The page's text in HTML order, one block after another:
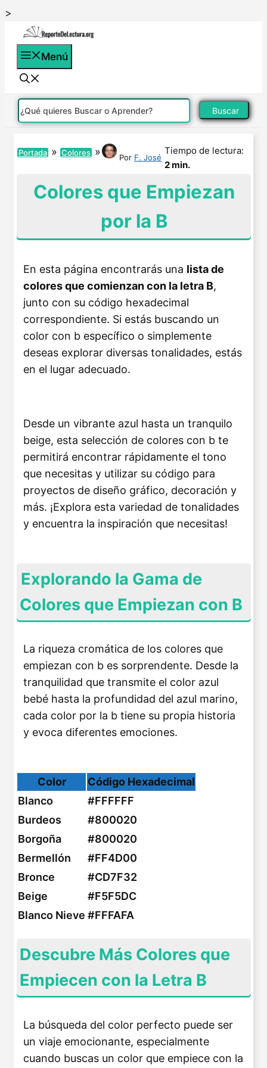
>
contenido
Menú
Buscar
Portada » Colores » Por F. José
Tiempo de lectura:
2 min.
Colores que Empiezan
por la B
En esta página encontrarás una lista de
colores que comienzan con la letra B,
junto con su código hexadecimal
correspondiente. Si estás buscando un
color con b específico o simplemente
deseas explorar diversas tonalidades, estás
en el lugar adecuado.
Desde un vibrante azul hasta un tranquilo
beige, esta selección de colores con b te
permitirá encontrar rápidamente el tono
que necesitas y utilizar su código para
proyectos de diseño gráfico, decoración y
más. ¡Explora esta variedad de tonalidades
y encuentra la inspiración que necesitas!
Explorando la Gama de
Colores que Empiezan con B
La riqueza cromática de los colores que
empiezan con b es sorprendente. Desde la
tranquilidad que transmite el color azul
bebé hasta la profundidad del azul marino,
cada color por la b tiene su propia historia
y evoca diferentes emociones.
Color
Código Hexadecimal
Blanco
#FFFFFF
Burdeos
#800020
Borgoña
#800020
Bermellón
#FF4D00
Bronce
#CD7F32
Beige
#F5F5DC
Blanco Nieve #FFFAFA
Descubre Más Colores que
Empiecen con la Letra B
La búsqueda del color perfecto puede ser
un viaje emocionante, especialmente
cuando buscas un color que empiece con la